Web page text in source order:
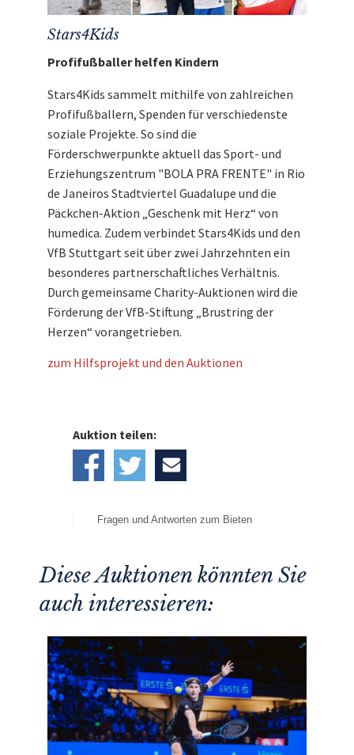
Stars4Kids
Profifußballer helfen Kindern
Stars4Kids sammelt mithilfe von zahlreichen
Profifußballern, Spenden für verschiedenste
soziale Projekte. So sind die
Förderschwerpunkte aktuell das Sport- und
Erziehungszentrum "BOLA PRA FRENTE" in Rio
de Janeiros Stadtviertel Guadalupe und die
Päckchen-Aktion „Geschenk mit Herz“ von
humedica. Zudem verbindet Stars4Kids und den
VfB Stuttgart seit über zwei Jahrzehnten ein
besonderes partnerschaftliches Verhältnis.
Durch gemeinsame Charity-Auktionen wird die
Förderung der VfB-Stiftung „Brustring der
Herzen“ vorangetrieben.
zum Hilfsprojekt und den Auktionen
Auktion teilen:
Fragen und Antworten zum Bieten
Diese Auktionen könnten Sie
auch interessieren: